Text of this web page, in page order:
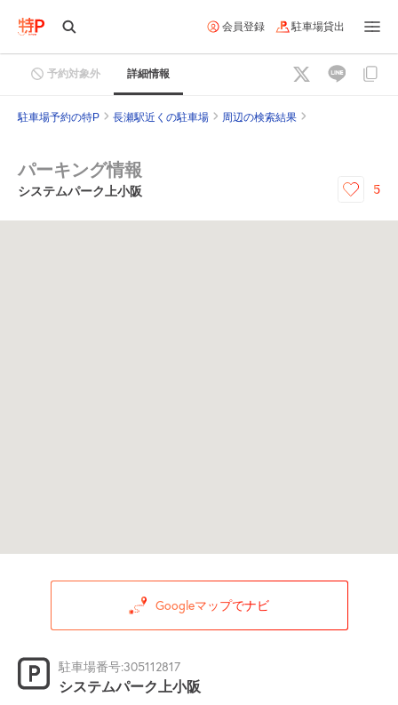
会員登録 駐車場貸出
予約対象外 詳細情報
駐車場予約の特P 長瀬駅近くの駐車場 周辺の検索結果
パーキング情報
システムパーク上小阪 5
Googleマップでナビ
駐車場番号:305112817
システムパーク上小阪